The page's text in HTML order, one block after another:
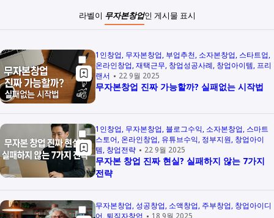
라벨이 무자본창업인 게시물 표시
1인창업 무자본창업 부업추천 소자본창업 스타트업
온라인창업 재택근무 창업성공사례 창업아이템 프리
랜서
22 9월 2025
무자본창업 진짜 가능할까? 실패없는 시작법
1인창업 무자본창업 블로그수익 소자본창업 스마트
스토어 온라인창업 유튜브수익 정부지원 창업아이
템 창업전략 22 9월 2025
무자본 창업 진짜 현실? 실패하지 않는 7가지
전략
무자본창업 성공창업 소액창업 주부창업 창업아이디
어 퇴직자창업 18 9월 2025